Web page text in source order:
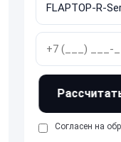
Согласен на